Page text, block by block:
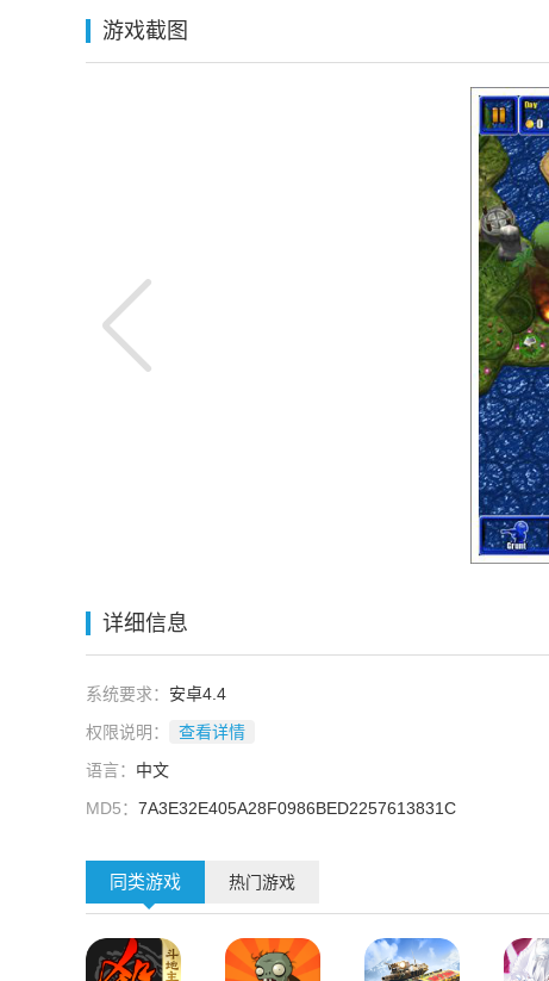
游戏截图
详细信息
系统要求： 安卓4.4
权限说明：
查看详情
语言： 中文
MD5： 7A3E32E405A28F0986BED2257613831C
同类游戏 热门游戏